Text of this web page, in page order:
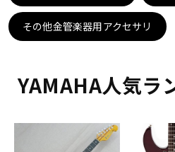
その他金管楽器用アクセサリ
YAMAHA人気ラ